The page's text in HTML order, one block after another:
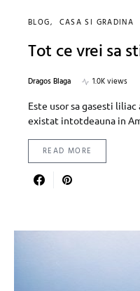
BLOG CASA SI GRADINA
Tot ce vrei sa
Dragos Blaga
1.0K views
Este usor sa gasesti liliac
existat intotdeauna in
READ MORE